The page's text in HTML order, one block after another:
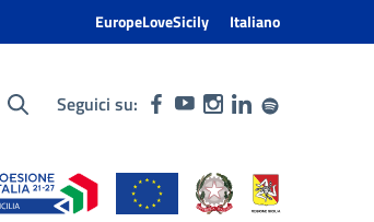
EuropeLoveSicily Italiano
Seguici su: